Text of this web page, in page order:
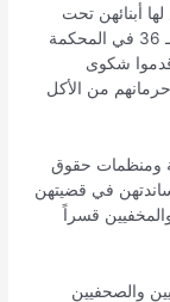
أبنائهن تحت
التعذيب وماحدث بالأمس من إمتهان للمختطفين الـ 36 في المحكمة
شكوى
من الأكل
ومنظمات حقوق
في قضيتهن
قسراً
والصحفيين